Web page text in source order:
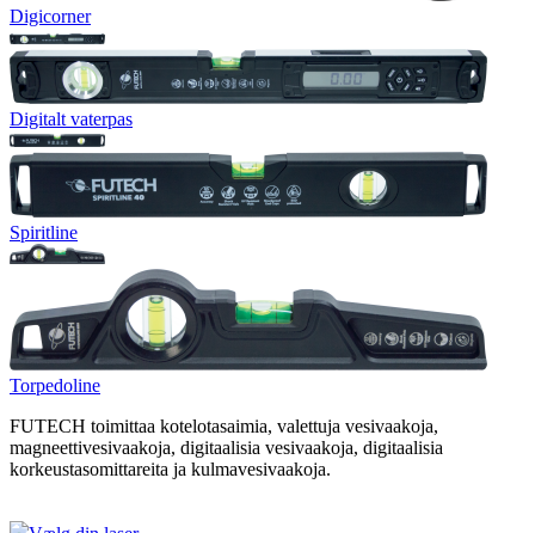
Digicorner
Digitalt vaterpas
Spiritline
Torpedoline
FUTECH toimittaa kotelotasaimia, valettuja vesivaakoja,
magneettivesivaakoja, digitaalisia vesivaakoja, digitaalisia
korkeustasomittareita ja kulmavesivaakoja.